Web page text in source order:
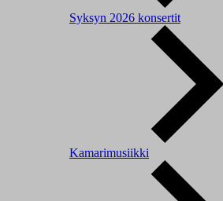
Syksyn 2026 konsertit
Kamarimusiikki